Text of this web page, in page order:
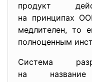
продукт
на принципах
медлителен, то
полноценным
Система
на